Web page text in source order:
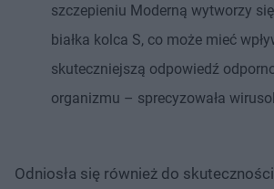
szczepieniu Moderną wytworzy
białka kolca S, co może mieć
skuteczniejszą odpowiedź
organizmu – sprecyzowała
Odniosła się również do